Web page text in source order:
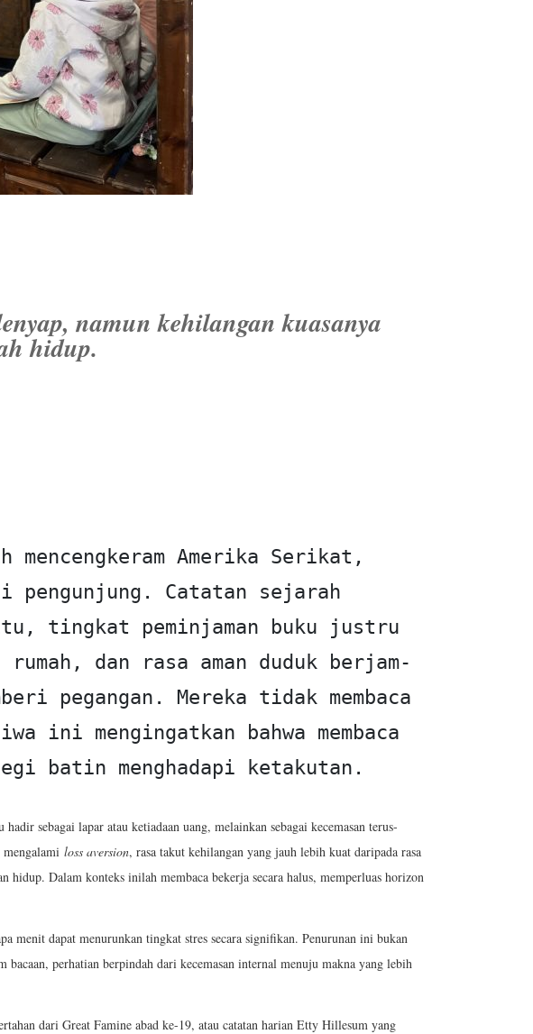
namun kehilangan kuasanya
hidup.
Amerika Serikat,
pengunjung. Catatan sejarah
tingkat peminjaman buku justru
dan rasa aman duduk berjam-
pegangan. Mereka tidak membaca
ini mengingatkan bahwa membaca
batin menghadapi ketakutan.
sebagai lapar atau ketiadaan uang, melainkan sebagai kecemasan terus-
mengalami loss aversion, rasa takut kehilangan yang jauh lebih kuat daripada rasa
Dalam konteks inilah membaca bekerja secara halus, memperluas horizon
menit dapat menurunkan tingkat stres secara signifikan. Penurunan ini bukan
bacaan, perhatian berpindah dari kecemasan internal menuju makna yang lebih
dari Great Famine abad ke-19, atau catatan harian Etty Hillesum yang